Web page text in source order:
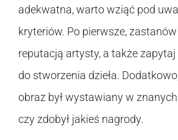
adekwatna, warto wziąć pod
kryteriów. Po pierwsze,
reputacją artysty, a także
do stworzenia dzieła.
obraz był wystawiany w
czy zdobył jakieś nagrody.